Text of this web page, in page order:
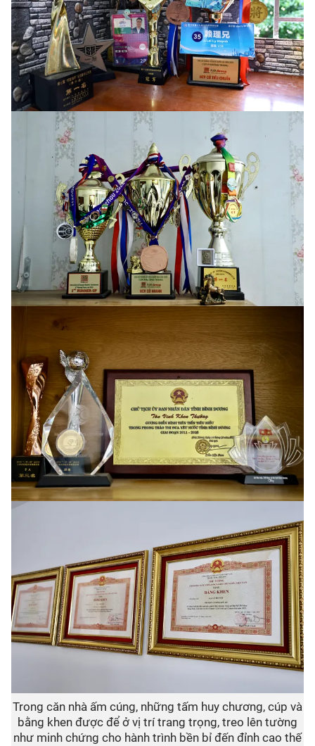
Trong căn nhà ấm cúng, những tấm huy chương, cúp và
bằng khen được để ở vị trí trang trọng, treo lên tường
như minh chứng cho hành trình bền bỉ đến đỉnh cao thế